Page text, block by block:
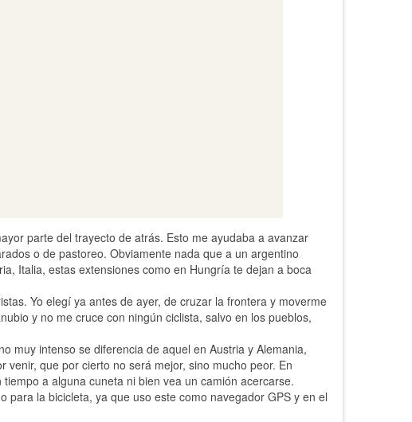
parte del trayecto de atrás. Esto me ayudaba a avanzar
o de pastoreo. Obviamente nada que a un argentino
Italia, estas extensiones como en Hungría te dejan a boca
Yo elegí ya antes de ayer, de cruzar la frontera y moverme
y no me cruce con ningún ciclista, salvo en los pueblos,
muy intenso se diferencia de aquel en Austria y Alemania,
que por cierto no será mejor, sino mucho peor. En
a alguna cuneta ni bien vea un camión acercarse.
la bicicleta, ya que uso este como navegador GPS y en el